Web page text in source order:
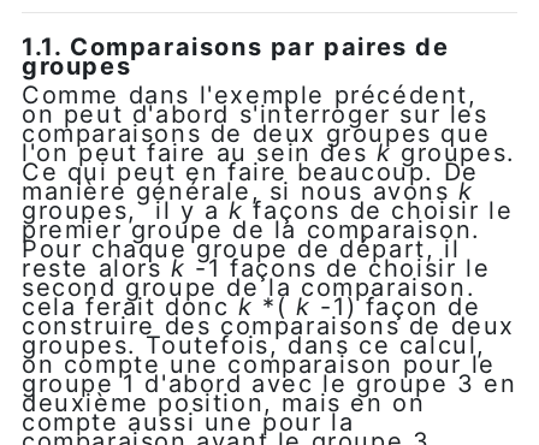
1.1. Comparaisons par paires de
groupes
Comme dans l'exemple précédent,
on peut d'abord s'interroger sur les
comparaisons de deux groupes que
l'on peut faire au sein des kgroupes.
Ce qui peut en faire beaucoup. De
manière générale, si nous avonsk
groupes, il y ak façons de choisir le
premier groupe de la comparaison.
Pour chaque groupe de départ, il
reste alorsk -1 façons de choisir le
second groupe de la comparaison.
cela ferait donck *(k -1) façon de
construire des comparaisons de deux
groupes. Toutefois, dans ce calcul,
on compte une comparaison pour le
groupe 1 d'abord avec le groupe 3 en
deuxième position, mais en on
compte aussi une pour la